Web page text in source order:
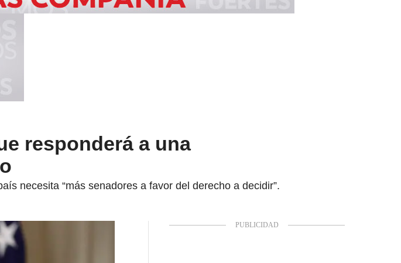
responderá a una
necesita “más senadores a favor del derecho a decidir”.